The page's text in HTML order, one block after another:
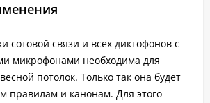
сотовой связи и всех диктофонов с
микрофонами необходима для
потолок. Только так она будет
правилам и канонам. Для этого